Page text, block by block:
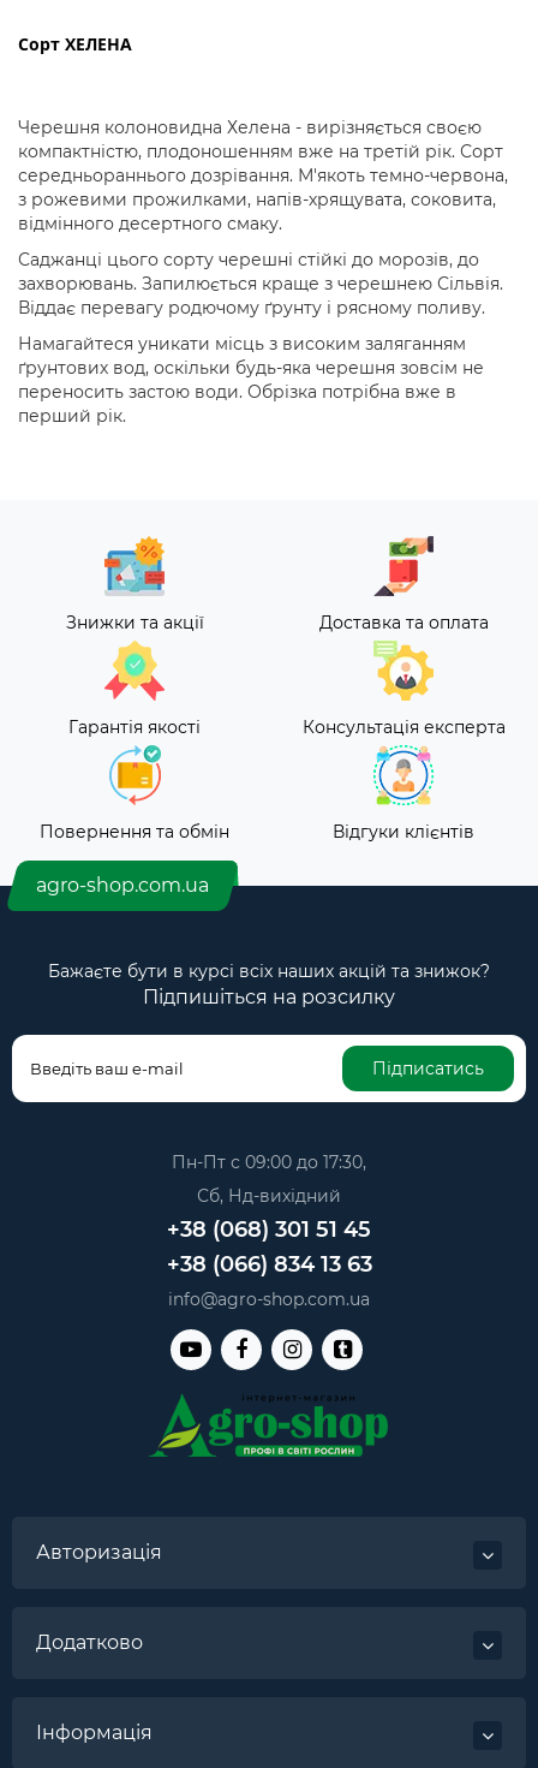
Сорт ХЕЛЕНА
Черешня колоновидна Хелена - вирізняється своєю
компактністю, плодоношенням вже на третій рік. Сорт
середньораннього дозрівання. М'якоть темно-червона,
з рожевими прожилками, напів-хрящувата, соковита,
відмінного десертного смаку.
Саджанці цього сорту черешні стійкі до морозів, до
захворювань. Запилюється краще з черешнею Сільвія.
Віддає перевагу родючому ґрунту і рясному поливу.
Намагайтеся уникати місць з високим заляганням
ґрунтових вод, оскільки будь-яка черешня зовсім не
переносить застою води. Обрізка потрібна вже в
перший рік.
Знижки та акції Доставка та оплата
Гарантія якості Консультація експерта
Повернення та обмін Відгуки клієнтів
agro-shop.com.ua
Бажаєте бути в курсі всіх наших акцій та знижок?
Підпишіться на розсилку
Підписатись
Пн-Пт с 09:00 до 17:30,
Сб, Нд-вихідний
+38 (068) 301 51 45
+38 (066) 834 13 63
info@agro-shop.com.ua
Авторизація
Додатково
Інформація